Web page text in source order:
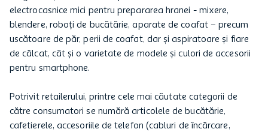
electrocasnice mici pentru prepararea hranei - mixere,
blendere, roboți de bucătărie, aparate de coafat – precum
uscătoare de păr, perii de coafat, dar și aspiratoare și fiare
de călcat, cât și o varietate de modele și culori de accesorii
pentru smartphone.
Potrivit retailerului, printre cele mai căutate categorii de
către consumatori se numără articolele de bucătărie,
cafetierele, accesoriile de telefon (cabluri de încărcare,